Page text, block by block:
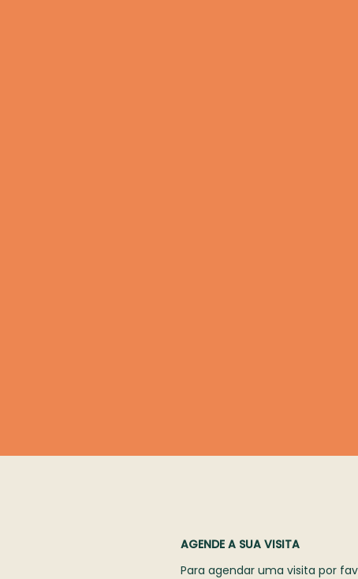
AGENDE A SUA VISITA
Para agendar uma visita por